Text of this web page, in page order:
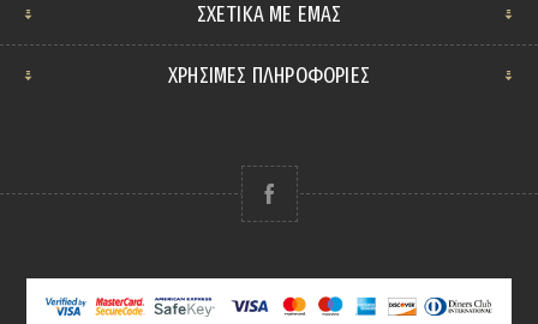
ΣΧΕΤΙΚΆ ΜΕ ΕΜΆΣ
ΧΡΗΣΙΜΕΣ ΠΛΗΡΟΦΟΡΙΕΣ